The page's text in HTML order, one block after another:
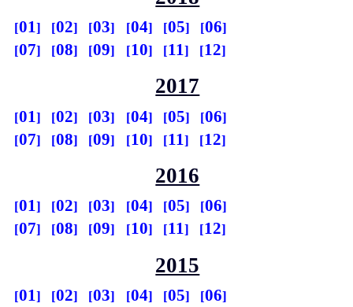
01 02 03 04 05
06
07
08 09 10 11 12
2017
01 02 03 04 05
06
07
08 09 10 11 12
2016
01 02 03 04 05
06
07
08 09 10 11 12
2015
01 02 03 04 05
06